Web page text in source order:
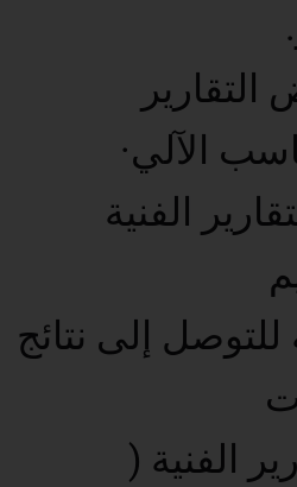
الآلي·
الفنية
للتوصل إلى نتائج
الفنية (